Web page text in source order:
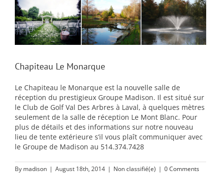
Chapiteau Le Monarque
Le Chapiteau le Monarque est la nouvelle salle de
réception du prestigieux Groupe Madison. Il est situé sur
le Club de Golf Val Des Arbres à Laval, à quelques mètres
seulement de la salle de réception Le Mont Blanc. Pour
plus de détails et des informations sur notre nouveau
lieu de tente extérieure s’il vous plaît communiquer avec
le Groupe de Madison au 514.374.7428
By madison | August 18th, 2014 | Non classifié(e) | 0 Comments